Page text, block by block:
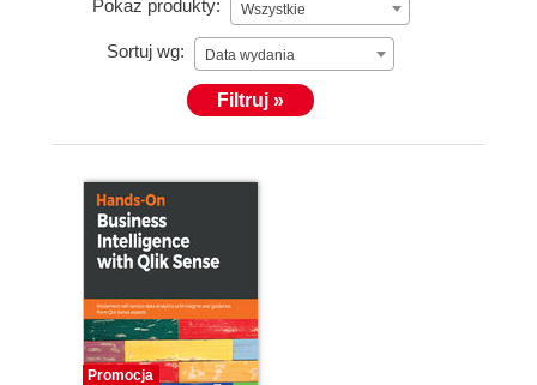
Pokaż produkty: Wszystkie
Sortuj wg: Data wydania
Filtruj »
Promocja